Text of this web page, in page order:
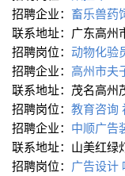
招聘企业： 畜乐兽药
联系地址：广东高州
招聘岗位： 动物化验
招聘企业： 高州市夫
联系地址：茂名高州
招聘岗位： 教育咨询
招聘企业： 中顺广告
联系地址：山美红绿
招聘岗位： 广告设计